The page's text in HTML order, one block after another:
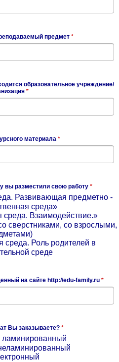
предмет *
образовательное учреждение/
*
материала *
вы разместили свою работу *
Развивающая предметно -
среда»
Взаимодействие.»
сверстниками, со взрослыми,
среда. Роль родителей в
среде
на сайте http://edu-family.ru *
Вы заказываете? *